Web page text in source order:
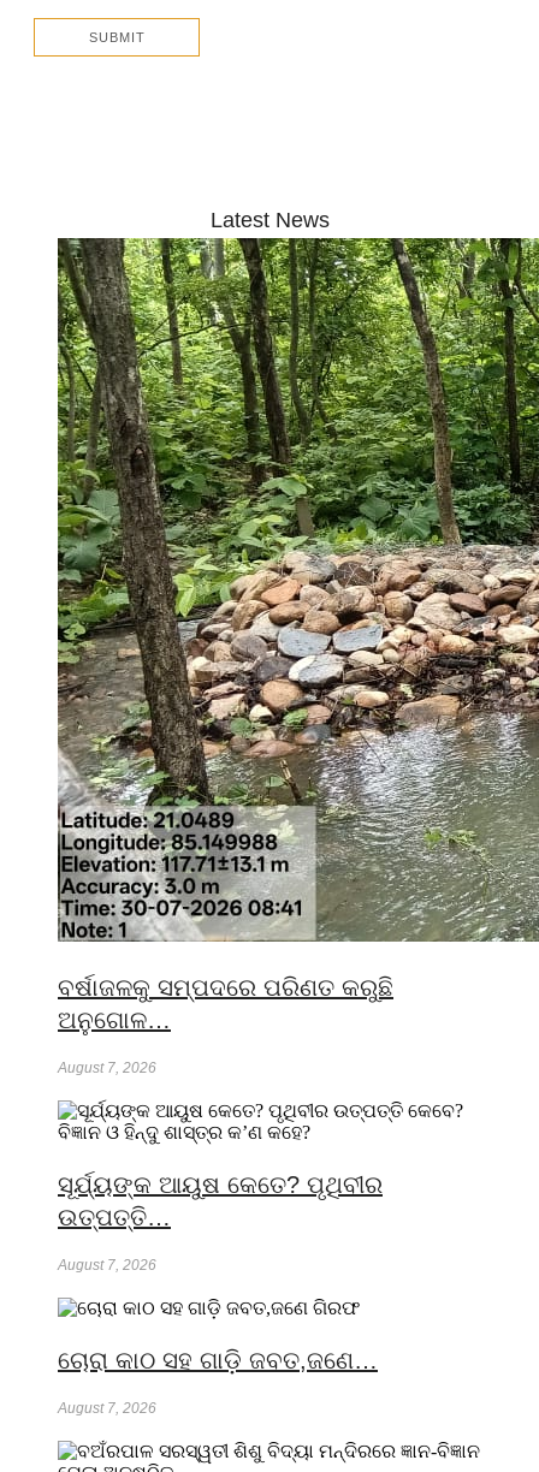
Latest News
ବର୍ଷାଜଳକୁ ସମ୍ପଦରେ ପରିଣତ କରୁଛି
ଅନୁଗୋଳ…
August 7, 2026
ସୂର୍ଯ୍ୟଙ୍କ ଆୟୁଷ କେତେ? ପୃଥିବୀର
ଉତ୍ପତ୍ତି…
August 7, 2026
ଚୋରା କାଠ ସହ ଗାଡ଼ି ଜବତ,ଜଣେ…
August 7, 2026